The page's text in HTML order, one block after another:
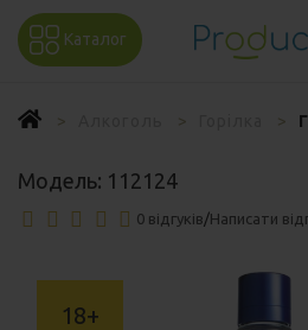
Каталог
Модель: 112124
0 відгуків/Написати
18+